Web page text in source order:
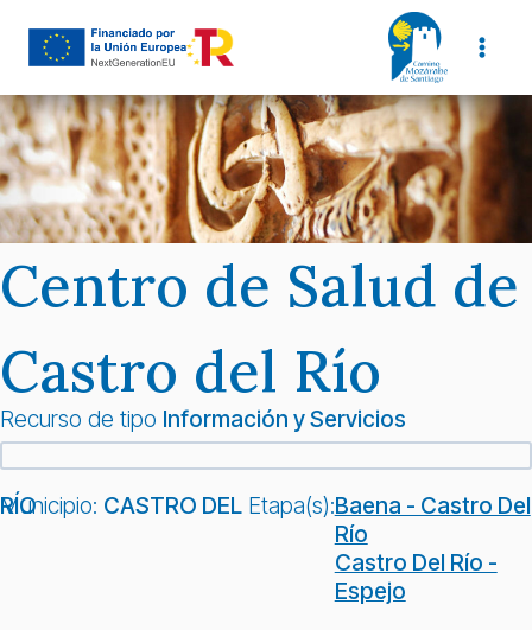
Centro de Salud de
Castro del Río
Recurso de tipo Información y Servicios
Municipio:
CASTRO DEL RÍO Etapa(s):Baena - Castro Del
Río
Castro Del Río -
Espejo